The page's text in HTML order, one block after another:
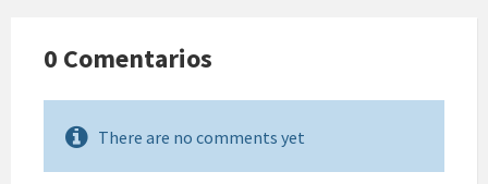
0 Comentarios
There are no comments yet